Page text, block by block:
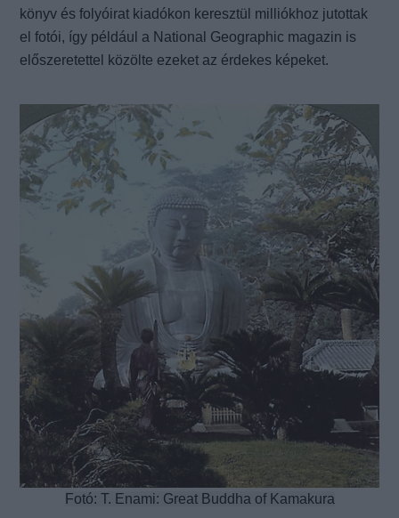
könyv és folyóirat kiadókon keresztül milliókhoz jutottak
el fotói, így például a National Geographic magazin is
előszeretettel közölte ezeket az érdekes képeket.
Fotó: T. Enami: Great Buddha of Kamakura